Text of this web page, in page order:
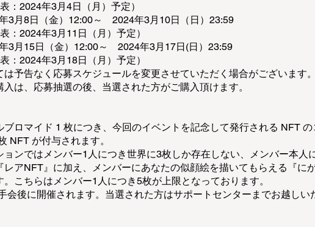
：2024年3月4日（月）予定）
3月8日（金）12:00～ 2024年3月10日（日）23:59
：2024年3月11日（月）予定）
3月15日（金）12:00～ 2024年3月17日(日）23:59
：2024年3月18日（月）予定）
予告なく応募スケジュールを変更させていただく場合がございます。
は、応募抽選の後、当選された方がご購入頂けます。
ブロマイド 1 枚につき、今回のイベントを記念して発行される NFT
NFT が付与されます。
ョンではメンバー1人につき世界に3枚しか存在しない、メンバー本人
レアNFT』に加え、メンバーにあなたの似顔絵を描いてもらえる『に
こちらはメンバー1人につき5枚が上限となっております。
会後に開催されます。当選された方はサポートセンターまでお越しい